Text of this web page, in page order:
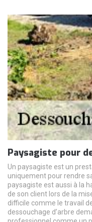
Paysagiste pour
Un paysagiste est un
uniquement pour rendre
paysagiste est aussi à la
de son client lors de la
difficile comme le travail
dessouchage d’arbre